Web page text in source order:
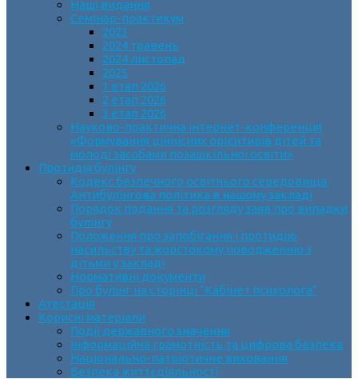
Наші видання
Семінар-практикум
2023
2024 травень
2024 листопад
2025
1 етап 2026
2 етап 2026
3 етап 2026
Науково-практична інтернет-конференція
«Формування ціннісних орієнтирів дітей та
молоді засобами позашкільної освіти»
Протидія булінгу
Кодекс безпечного освітнього середовища.
Антибулінгова політика в нашому закладі
Порядок подання та розгляду заяв про випадки
булінгу
Положення про запобігання і протидію
насильству та жорстокому поводженню з
дітьми у закладі
Нормативні документи
Про булінг на сторінці “Кабінет психолога”
Атестація
Корисні матеріали
Події державного значення
Інформаційна грамотність та цифрова безпека
Національно-патріотичне виховання
Безпека життєдіяльності